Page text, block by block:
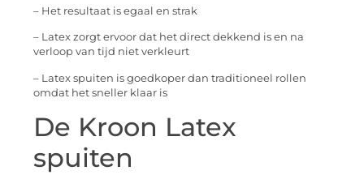
– Het resultaat is egaal en strak
– Latex zorgt ervoor dat het direct dekkend is en na
verloop van tijd niet verkleurt
– Latex spuiten is goedkoper dan traditioneel rollen
omdat het sneller klaar is
De Kroon Latex
spuiten